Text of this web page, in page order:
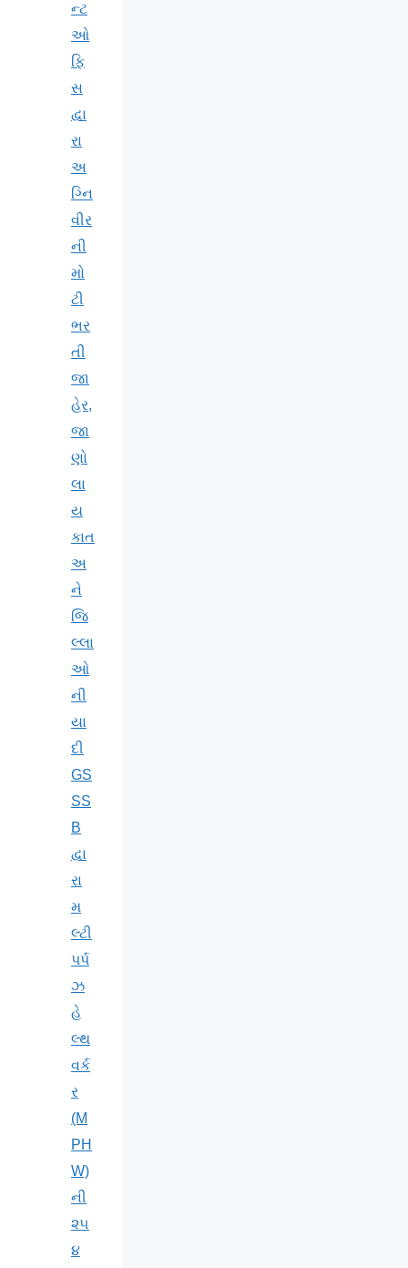
ન્ટ
ઓ
ફિ
સ
દ્વા
રા
અ
ગ્નિ
વીર
ની
મો
ટી
ભર
તી
જા
હેર,
જા
ણો
લા
ય
કાત
અ
ને
જિ
લ્લા
ઓ
ની
યા
દી
GS
SS
B
દ્વા
રા
મ
લ્ટી
પર્પ
ઝ
હે
લ્થ
વર્ક
ર
(M
PH
W)
ની
૨૫
૪